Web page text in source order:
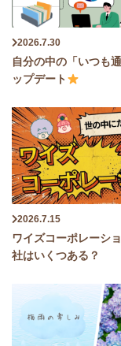
2026.7.30
自分の中の「いつも
ップデート
2026.7.15
ワイズコーポレーシ
社はいくつある？